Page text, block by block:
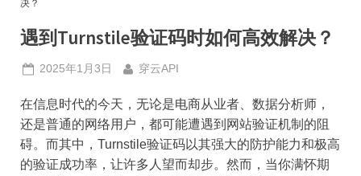
决？
遇到Turnstile验证码时如何高效解决？
Posted
2025年1月3日 By
穿云API
在信息时代的今天，无论是电商从业者、数据分析师，
还是普通的网络用户，都可能遭遇到网站验证机制的阻
碍。而其中，Turnstile验证码以其强大的防护能力和极高
的验证成功率，让许多人望而却步。然而，当你满怀期